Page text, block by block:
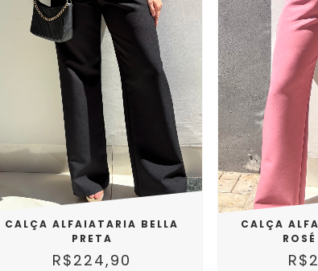
CALÇA ALFAIATARIA BELLA
PRETA
R$224,90
CALÇA